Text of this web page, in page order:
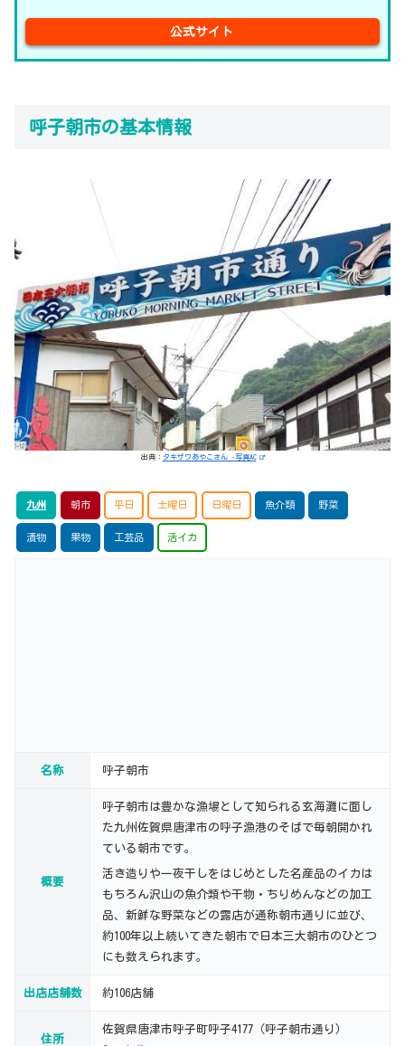
公式サイト
呼子朝市の基本情報
出典： タキザワあやこさん -写真AC
九州 朝市 平日 土曜日 日曜日 魚介類 野菜
漬物 果物 工芸品 活イカ
名称 呼子朝市
概要
呼子朝市は豊かな漁場として知られる玄海灘に面し
た九州佐賀県唐津市の呼子漁港のそばで毎朝開かれ
ている朝市です。
活き造りや一夜干しをはじめとした名産品のイカは
もちろん沢山の魚介類や干物・ちりめんなどの加工
品、新鮮な野菜などの露店が通称朝市通りに並び、
約100年以上続いてきた朝市で日本三大朝市のひとつ
にも数えられます。
出店店舗数 約106店舗
住所
佐賀県唐津市呼子町呼子4177（呼子朝市通り）